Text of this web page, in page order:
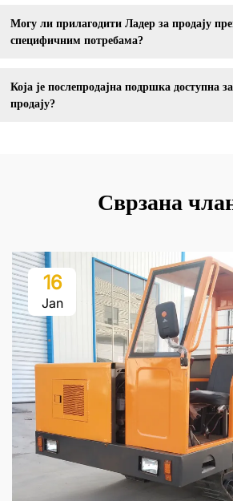
Могу ли прилагодити Ладер за продају
специфичним потребама?
Која је послепродајна подршка доступна
продају?
Сврзана
16
Jan